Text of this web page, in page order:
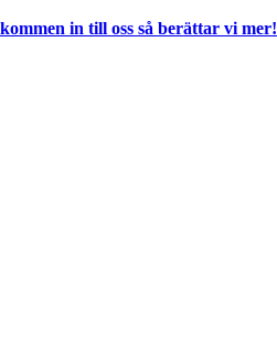
in till oss så berättar vi mer!